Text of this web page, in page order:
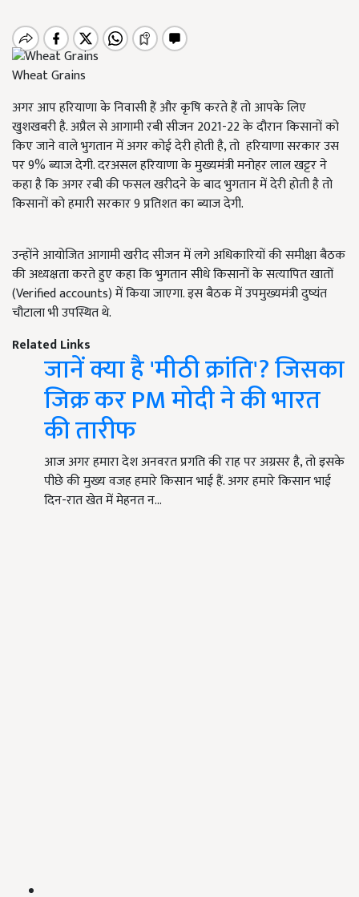
Wheat Grains
अगर आप हरियाणा के निवासी हैं और कृषि करते हैं तो आपके लिए
खुशखबरी है. अप्रैल से आगामी रबी सीजन 2021-22 के दौरान किसानों को
किए जाने वाले भुगतान में अगर कोई देरी होती है, तो हरियाणा सरकार उस
पर 9% ब्याज देगी. दरअसल हरियाणा के मुख्यमंत्री मनोहर लाल खट्टर ने
कहा है कि अगर रबी की फसल खरीदने के बाद भुगतान में देरी होती है तो
किसानों को हमारी सरकार 9 प्रतिशत का ब्याज देगी.
उन्होंने आयोजित आगामी खरीद सीजन में लगे अधिकारियों की समीक्षा बैठक
की अध्यक्षता करते हुए कहा कि भुगतान सीधे किसानों के सत्यापित खातों
(Verified accounts) में किया जाएगा. इस बैठक में उपमुख्यमंत्री दुष्यंत
चौटाला भी उपस्थित थे.
Related Links
जानें क्या है 'मीठी क्रांति'? जिसका
जिक्र कर PM मोदी ने की भारत
की तारीफ
आज अगर हमारा देश अनवरत प्रगति की राह पर अग्रसर है, तो इसके
पीछे की मुख्य वजह हमारे किसान भाई हैं. अगर हमारे किसान भाई
दिन-रात खेत में मेहनत न…